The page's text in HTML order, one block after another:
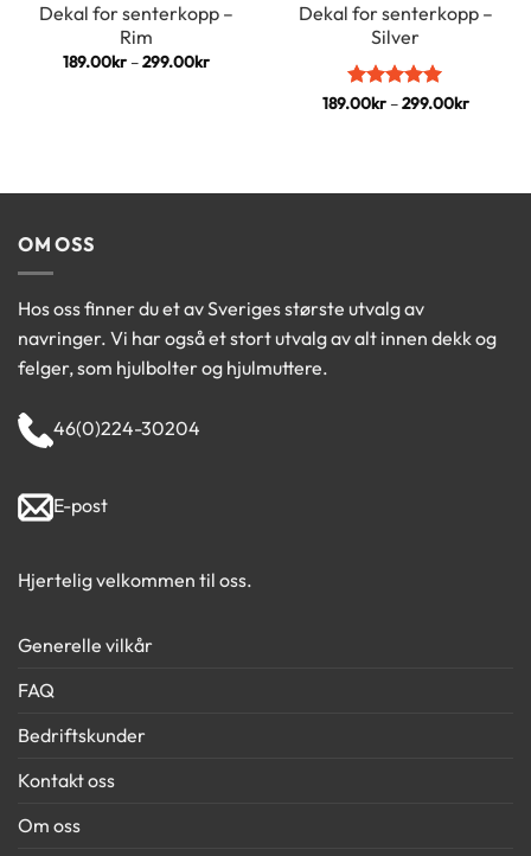
Dekal for senterkopp –
Rim
189.00kr –299.00krPrisområde:
Dekal for senterkopp –
Silver
Vurdert5
189.00kr –299.00kr
OM OSS
Hos oss finner du et av Sveriges største utvalg av
navringer. Vi har også et stort utvalg av alt innen dekk og
felger, som hjulbolter og hjulmuttere.
46(0)224-30204
E-post
Hjertelig velkommen til oss.
Generelle vilkår
FAQ
Bedriftskunder
Kontakt oss
Om oss